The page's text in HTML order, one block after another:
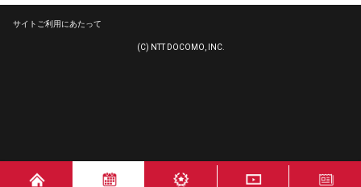
サイトご利用にあたって
(C) NTT DOCOMO, INC.